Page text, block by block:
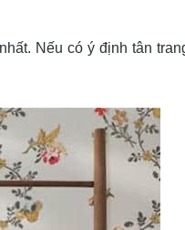
Nếu có ý định tân